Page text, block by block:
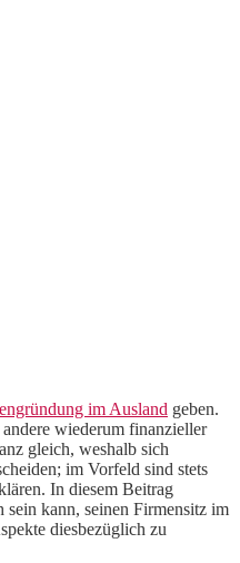
im Ausland geben.
wiederum finanzieller
gleich, weshalb sich
im Vorfeld sind stets
In diesem Beitrag
sein kann, seinen Firmensitz im
diesbezüglich zu